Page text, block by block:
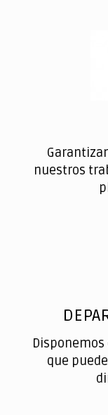
nuestros
Disponemos
que